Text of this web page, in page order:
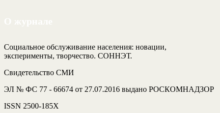
Социальное обслуживание населения: новации,
эксперименты, творчество. СОННЭТ.
Свидетельство СМИ
ЭЛ № ФС 77 - 66674 от 27.07.2016 выдано РОСКОМНАДЗОР
ISSN 2500-185Х